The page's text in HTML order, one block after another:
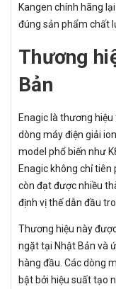
Kangen chính hãng
đúng sản phẩm chất
Thương
Bản
Enagic là thương
dòng máy điện giải
model phổ biến như
Enagic không chỉ
còn đạt được nhiều
định vị thế dẫn đầu
Thương hiệu này
ngặt tại Nhật Bản và
hàng đầu. Các dòng
bật bởi hiệu suất tạo